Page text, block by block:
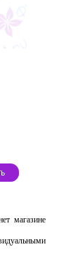
магазине